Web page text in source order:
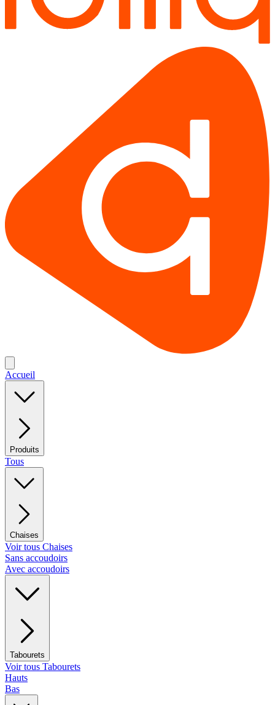
Accueil
Produits
Tous
Chaises
Voir tous Chaises
Sans accoudoirs
Avec accoudoirs
Tabourets
Voir tous Tabourets
Hauts
Bas